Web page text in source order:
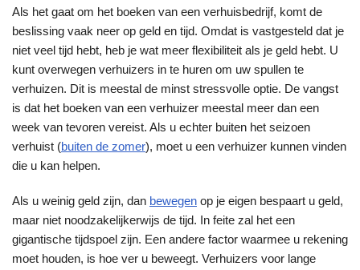
Als het gaat om het boeken van een verhuisbedrijf, komt de
beslissing vaak neer op geld en tijd. Omdat is vastgesteld dat je
niet veel tijd hebt, heb je wat meer flexibiliteit als je geld hebt. U
kunt overwegen verhuizers in te huren om uw spullen te
verhuizen. Dit is meestal de minst stressvolle optie. De vangst
is dat het boeken van een verhuizer meestal meer dan een
week van tevoren vereist. Als u echter buiten het seizoen
verhuist (buiten de zomer), moet u een verhuizer kunnen vinden
die u kan helpen.
Als u weinig geld zijn, dan bewegen op je eigen bespaart u geld,
maar niet noodzakelijkerwijs de tijd. In feite zal het een
gigantische tijdspoel zijn. Een andere factor waarmee u rekening
moet houden, is hoe ver u beweegt. Verhuizers voor lange